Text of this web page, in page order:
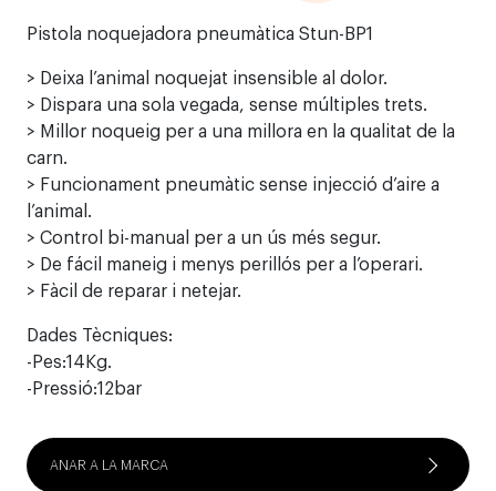
Pistola noquejadora pneumàtica Stun-BP1
> Deixa l’animal noquejat insensible al dolor.
> Dispara una sola vegada, sense múltiples trets.
> Millor noqueig per a una millora en la qualitat de la
carn.
> Funcionament pneumàtic sense injecció d’aire a
l’animal.
> Control bi-manual per a un ús més segur.
> De fácil maneig i menys perillós per a l’operari.
> Fàcil de reparar i netejar.
Dades Tècniques:
-Pes:14Kg.
-Pressió:12bar
ANAR A LA MARCA